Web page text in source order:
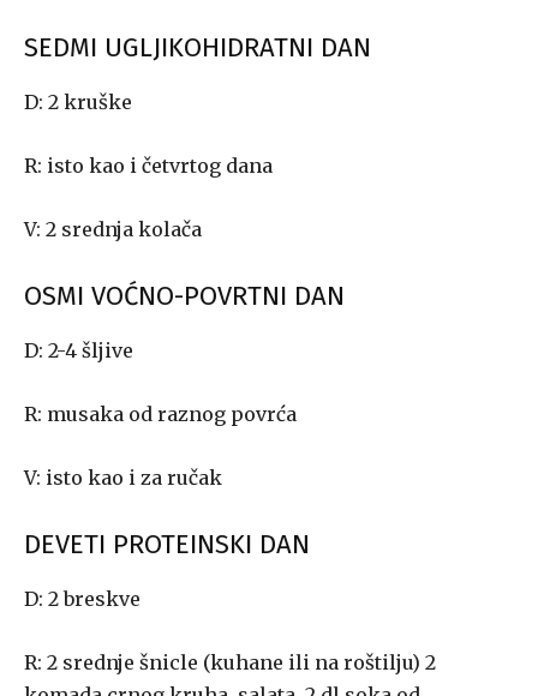
SEDMI UGLJIKOHIDRATNI DAN
D: 2 kruške
R: isto kao i četvrtog dana
V: 2 srednja kolača
OSMI VOĆNO-POVRTNI DAN
D: 2-4 šljive
R: musaka od raznog povrća
V: isto kao i za ručak
DEVETI PROTEINSKI DAN
D: 2 breskve
R: 2 srednje šnicle (kuhane ili na roštilju) 2